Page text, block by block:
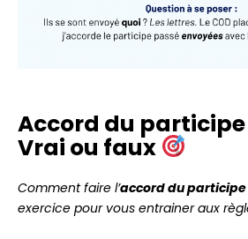
Accord du participe
Vrai ou faux
Comment faire l’accord du
exercice pour vous entrainer aux